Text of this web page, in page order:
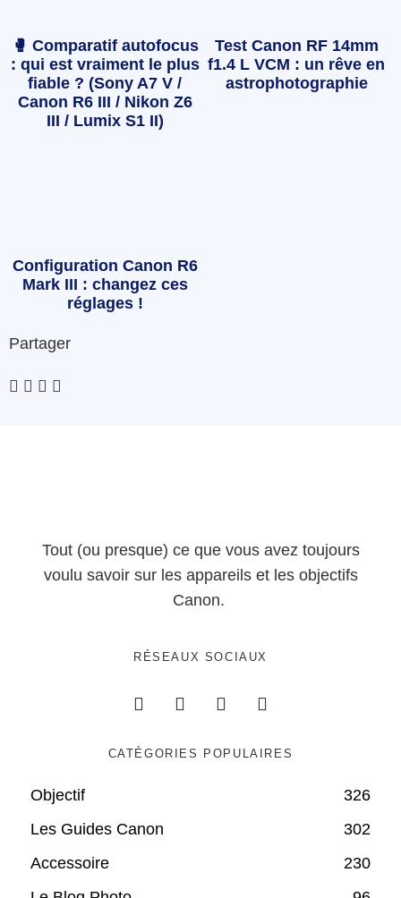
🥊 Comparatif autofocus
: qui est vraiment le plus
fiable ? (Sony A7 V /
Canon R6 III / Nikon Z6
III / Lumix S1 II)
Test Canon RF 14mm
f1.4 L VCM : un rêve en
astrophotographie
Configuration Canon R6
Mark III : changez ces
réglages !
Partager
Tout (ou presque) ce que vous avez toujours
voulu savoir sur les appareils et les objectifs
Canon.
RÉSEAUX SOCIAUX
CATÉGORIES POPULAIRES
Objectif
326
Les Guides Canon
302
Accessoire
230